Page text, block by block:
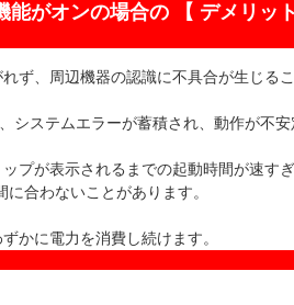
能がオンの場合の 【 デメリッ
ず、周辺機器の認識に不具合が生じるこ
システムエラーが蓄積され、動作が不安
プが表示されるまでの起動時間が速すぎ
合わないことがあります。
かに電力を消費し続けます。